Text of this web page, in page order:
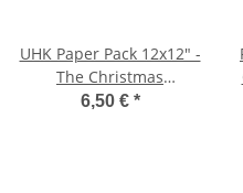
UHK Paper Pack 12x12" -
The Christmas
Workshop
6,50 € *